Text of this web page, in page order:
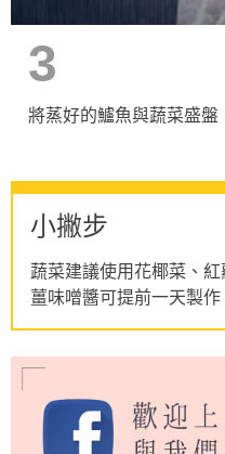
3
將蒸好的鱸魚與蔬菜盛盤
小撇步
蔬菜建議使用花椰菜、
薑味噌醬可提前一天製